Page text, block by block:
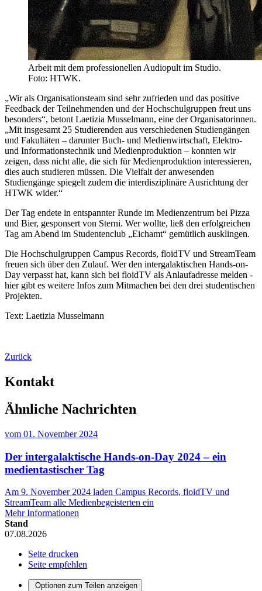
Arbeit mit dem professionellen Audiopult im Studio.
Foto: HTWK.
„Wir als Organisationsteam sind sehr zufrieden und das positive
Feedback der Teilnehmenden und der Hochschulgruppen freut uns
besonders“, betont Laetizia Musselmann, eine der Organisatorinnen.
„Mit insgesamt 25 Studierenden aus verschiedenen Studiengängen
und Fakultäten – darunter Buch- und Medienwirtschaft, Elektro-
und Informationstechnik und Medienproduktion – konnten wir
zeigen, dass nicht alle, die sich für Medienproduktion interessieren,
dies auch studieren müssen. Die Vielfalt der anwesenden
Studiengänge spiegelt zudem die interdisziplinäre Ausrichtung der
HTWK wider.“
Der Tag endete in entspannter Runde im Medienzentrum bei Pizza
und Bier, gesponsert von Sterni. Wer wollte, ließ den erfolgreichen
Tag am Abend im Studentenclub „Eichamt“ gemütlich ausklingen.
Die Hochschulgruppen Campus Records, floidTV und StreamTeam
freuen sich über den Zulauf. Wer den intergalaktischen Hands-on-
Day verpasst hat, kann sich bei floidTV als Anlaufadresse melden -
hier gibt es weitere Infos zum Mitmachen bei den drei studentischen
Projekten.
Text: Laetizia Musselmann
Zurück
Kontakt
Ähnliche Nachrichten
vom 01. November 2024
Der intergalaktische Hands-on-Day 2024 – ein
medientastischer Tag
Am 9. November 2024 laden Campus Records, floidTV und
StreamTeam alle Medienbegeisterten ein
Mehr Informationen
Stand
07.08.2026
Seite drucken
Seite empfehlen
Optionen zum Teilen anzeigen